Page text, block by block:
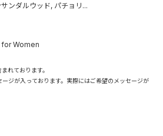
ンダルウッド, パチョリ...
for Women
れております。
ジが入っております。実際にはご希望のメッセージが